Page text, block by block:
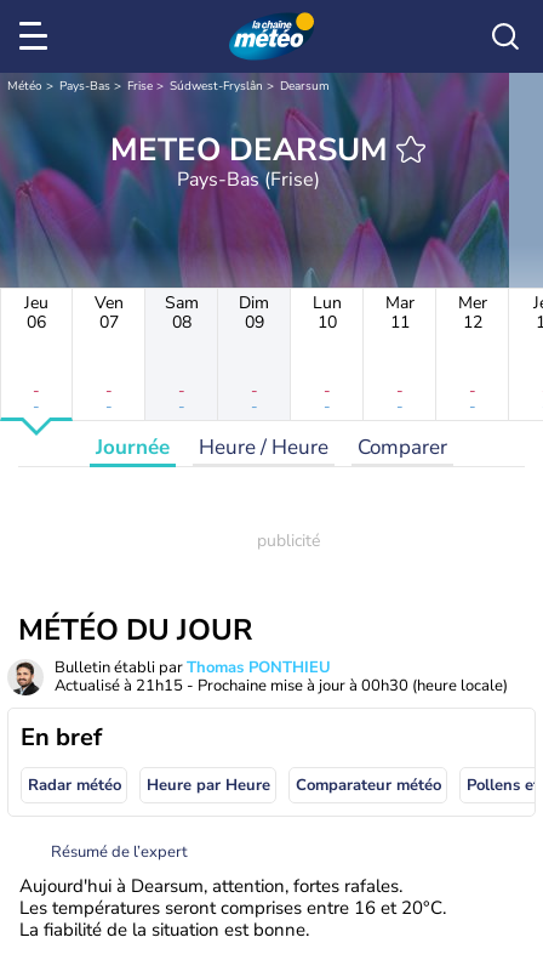
Météo Pays-Bas Frise Súdwest-Fryslân Dearsum
METEO DEARSUM
Pays-Bas (Frise)
Jeu
06
-
-
Ven
07
-
-
Sam
08
-
-
Dim
09
-
-
Lun
10
-
-
Mar
11
-
-
Mer
12
-
-
Journée Heure / Heure Comparer
MÉTÉO DU JOUR
Bulletin établi parThomas PONTHIEU
Actualisé à 21h15 - Prochaine mise à jour à 00h30 (heure locale)
En bref
Radar météo Heure par Heure Comparateur météo Pollens
Résumé de l’expert
Aujourd'hui à Dearsum, attention, fortes rafales.
Les températures seront comprises entre 16 et 20°C.
La fiabilité de la situation est bonne.